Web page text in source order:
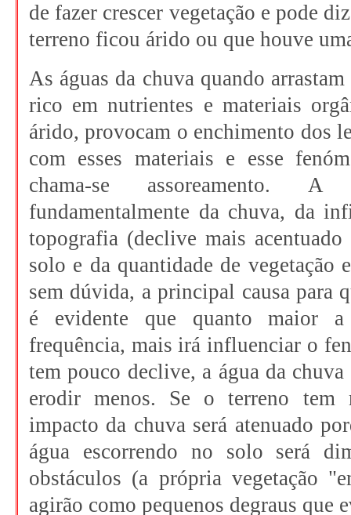
de fazer crescer vegetação e pode
terreno ficou árido ou que houve
As águas da chuva quando
rico em nutrientes e materiais
árido, provocam o enchimento dos
com esses materiais e esse
chama-se assoreamento. A
fundamentalmente da chuva, da
topografia (declive mais
solo e da quantidade de vegetação
sem dúvida, a principal causa para
é evidente que quanto maior
frequência, mais irá influenciar o
tem pouco declive, a água da
erodir menos. Se o terreno tem
impacto da chuva será atenuado
água escorrendo no solo será
obstáculos (a própria vegetação
agirão como pequenos degraus que